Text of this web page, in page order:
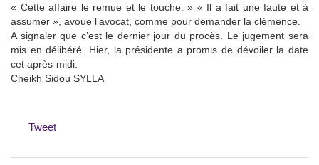
« Cette affaire le remue et le touche. » « Il a fait une faute et à
assumer », avoue l’avocat, comme pour demander la clémence.
A signaler que c’est le dernier jour du procès. Le jugement sera
mis en délibéré. Hier, la présidente a promis de dévoiler la date
cet après-midi.
Cheikh Sidou SYLLA
Tweet